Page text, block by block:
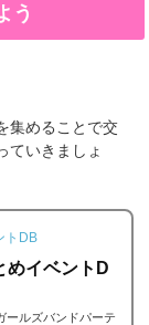
う
集めることで交
ていきましょ
トDB
めイベントD
ールズバンドパーテ